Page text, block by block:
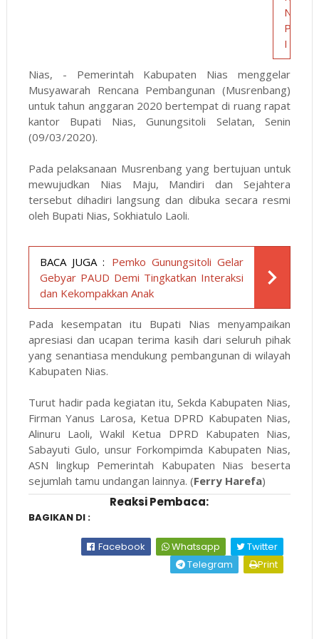
N
P
I
Nias, - Pemerintah Kabupaten Nias menggelar
Musyawarah Rencana Pembangunan (Musrenbang)
untuk tahun anggaran 2020 bertempat di ruang rapat
kantor Bupati Nias, Gunungsitoli Selatan, Senin
(09/03/2020).
Pada pelaksanaan Musrenbang yang bertujuan untuk
mewujudkan Nias Maju, Mandiri dan Sejahtera
tersebut dihadiri langsung dan dibuka secara resmi
oleh Bupati Nias, Sokhiatulo Laoli.
BACA JUGA : Pemko Gunungsitoli Gelar
Gebyar PAUD Demi Tingkatkan Interaksi
dan Kekompakkan Anak
Pada kesempatan itu Bupati Nias menyampaikan
apresiasi dan ucapan terima kasih dari seluruh pihak
yang senantiasa mendukung pembangunan di wilayah
Kabupaten Nias.
Turut hadir pada kegiatan itu, Sekda Kabupaten Nias,
Firman Yanus Larosa, Ketua DPRD Kabupaten Nias,
Alinuru Laoli, Wakil Ketua DPRD Kabupaten Nias,
Sabayuti Gulo, unsur Forkompimda Kabupaten Nias,
ASN lingkup Pemerintah Kabupaten Nias beserta
sejumlah tamu undangan lainnya. (Ferry Harefa)
Reaksi Pembaca:
BAGIKAN DI :
Facebook Whatsapp
Twitter
Telegram
Print